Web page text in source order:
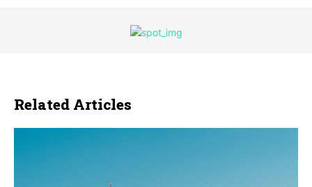
Related Articles